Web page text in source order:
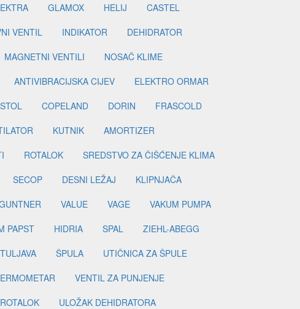
GLAMOX HELIJ
CASTEL
VENTIL INDIKATOR
DEHIDRATOR
MAGNETNI VENTILI
NOSAČ KLIME
ANTIVIBRACIJSKA CIJEV
ELEKTRO ORMAR
COPELAND DORIN
FRASCOLD
KUTNIK
AMORTIZER
ROTALOK
SREDSTVO ZA ČIŠĆENJE KLIMA
SECOP DESNI LEŽAJ
KLIPNJAČA
VALUE VAGE
VAKUM PUMPA
PAPST HIDRIA SPAL
ZIEHL-ABEGG
TULJAVA ŠPULA
UTIČNICA ZA ŠPULE
VENTIL ZA PUNJENJE
ULOŽAK DEHIDRATORA